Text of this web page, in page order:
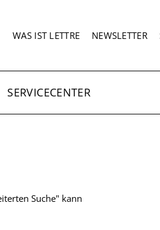
WAS IST LETTRE NEWSLETTER
SERVICECENTER
Suche" kann